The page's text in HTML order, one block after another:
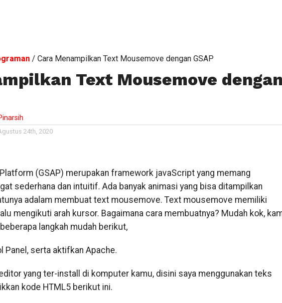
/ Cara Menampilkan Text Mousemove dengan GSAP
Text Mousemove dengan
24th, 2020
(GSAP) merupakan framework javaScript yang memang
sederhana dan intuitif. Ada banyak animasi yang bisa ditampilkan
adalam membuat text mousemove. Text mousemove memiliki
mengikuti arah kursor. Bagaimana cara membuatnya? Mudah kok,
langkah mudah berikut,
Panel, serta aktifkan Apache.
yang ter-install di komputer kamu, disini saya menggunakan teks
kode HTML5 berikut ini.